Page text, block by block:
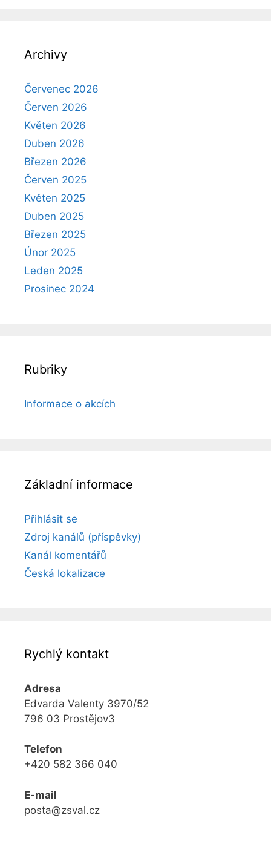
Archivy
Červenec 2026
Červen 2026
Květen 2026
Duben 2026
Březen 2026
Červen 2025
Květen 2025
Duben 2025
Březen 2025
Únor 2025
Leden 2025
Prosinec 2024
Rubriky
Informace o akcích
Základní informace
Přihlásit se
Zdroj kanálů (příspěvky)
Kanál komentářů
Česká lokalizace
Rychlý kontakt
Adresa
Edvarda Valenty 3970/52
796 03 Prostějov3
Telefon
+420 582 366 040
E-mail
posta@zsval.cz